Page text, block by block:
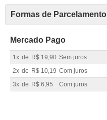
Formas de Parcelamento
Mercado Pago
1x de R$ 19,90 Sem juros
2x de R$ 10,19 Com juros
3x de R$ 6,95 Com juros